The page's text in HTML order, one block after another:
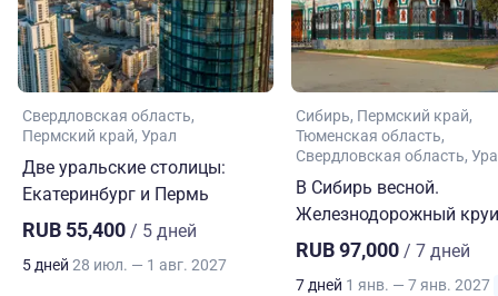
Свердловская область
Пермский край Урал
Две уральские столицы:
Екатеринбург и Пермь
RUB 55,400 / 5 дней
5 дней 28 июл. — 1 авг. 2027
Сибирь Пермский край
Тюменская область
Свердловская область
В Сибирь весной.
Железнодорожный
RUB 97,000 / 7 дней
7 дней 1 янв. — 7 янв. 2027